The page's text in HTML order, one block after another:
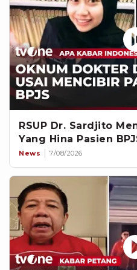
RSUP Dr. Sardjito
Yang Hina Pasien
News 7/08/2026